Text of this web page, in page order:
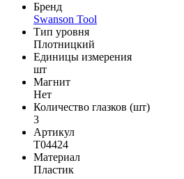
Бренд
Swanson Tool
Тип уровня
Плотницкий
Единицы измерения
шт
Магнит
Нет
Количество глазков (шт)
3
Артикул
T04424
Материал
Пластик